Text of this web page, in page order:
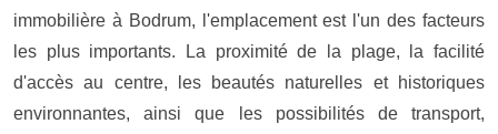
immobilière à Bodrum, l'emplacement est l'un des facteurs
les plus importants. La proximité de la plage, la facilité
d'accès au centre, les beautés naturelles et historiques
environnantes, ainsi que les possibilités de transport,